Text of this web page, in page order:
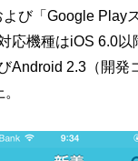
よび「Google Play
応機種はiOS 6.0以
Android 2.3（開発